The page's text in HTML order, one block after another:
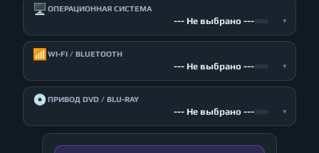
🖥️ ОПЕРАЦИОННАЯ СИСТЕМА
--- Не выбрано --- ▾
📶 WI-FI / BLUETOOTH
--- Не выбрано --- ▾
💿ПРИВОД DVD / BLU-RAY
--- Не выбрано --- ▾